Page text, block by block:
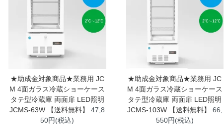
★助成金対象商品★業務用 JC
M 4面ガラス冷蔵ショーケース
タテ型冷蔵庫 両面扉 LED照明
JCMS-63W 【送料無料】
47,8
50円(税込)
★助成金対象商品★業務用 JC
M 4面ガラス冷蔵ショーケース
タテ型冷蔵庫 両面扉 LED照明
JCMS-103W 【送料無料】
66,
550円(税込)